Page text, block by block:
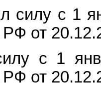
силу с 1
от
с 1
от